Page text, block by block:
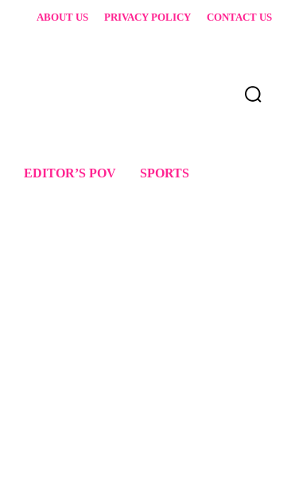
ABOUT US PRIVACY POLICY CONTACT US
EDITOR’S POV SPORTS